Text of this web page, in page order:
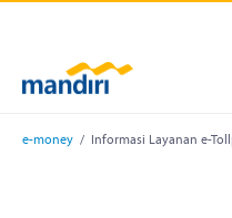
e-money / Informasi Layanan e-